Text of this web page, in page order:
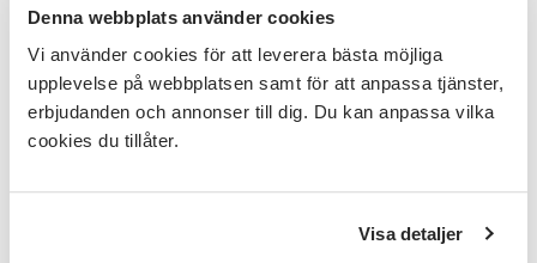
Denna webbplats använder cookies
Vi använder cookies för att leverera bästa möjliga
upplevelse på webbplatsen samt för att anpassa tjänster,
erbjudanden och annonser till dig. Du kan anpassa vilka
cookies du tillåter.
Visa detaljer
Även virkes och materiallära där vi fick kunskap i
skillnaden mellan träd och träd för att bygga
långsiktigt och träd för att skapa långsiktiga och
hållbara byggnader!
Utvecklingsmöjligheter
skog, mark och hantverk. Hör av dig till oss för mer